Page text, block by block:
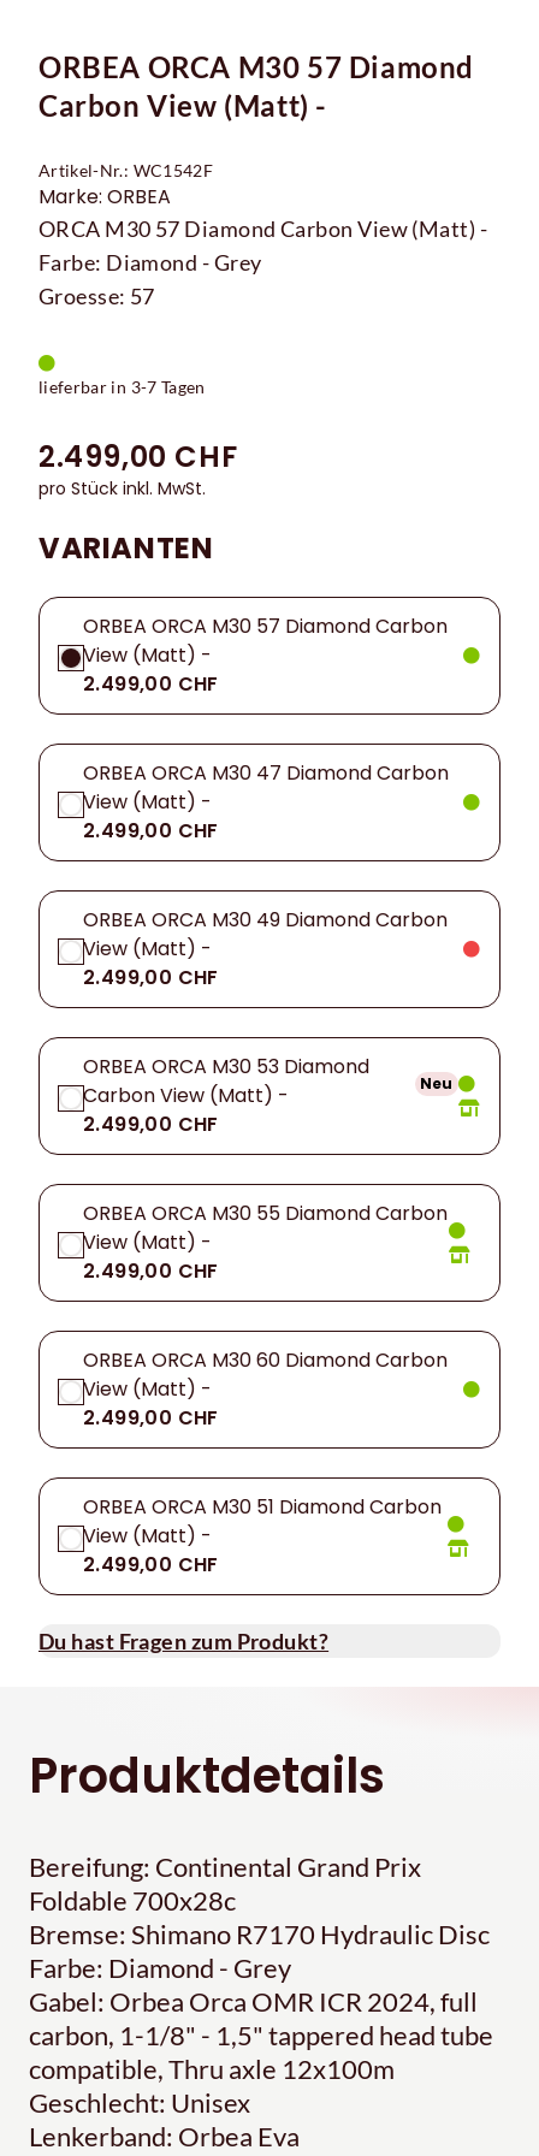
ORBEA ORCA M30 57 Diamond
Carbon View (Matt) -
Artikel-Nr.: WC1542F
Marke: ORBEA
ORCA M30 57 Diamond Carbon View (Matt) -
Farbe: Diamond - Grey
Groesse: 57
lieferbar in 3-7 Tagen
2.499,00 CHF
pro Stück inkl. MwSt.
VARIANTEN
ORBEA ORCA M30 57 Diamond Carbon
View (Matt) -
2.499,00 CHF
ORBEA ORCA M30 47 Diamond Carbon
View (Matt) -
2.499,00 CHF
ORBEA ORCA M30 49 Diamond Carbon
View (Matt) -
2.499,00 CHF
ORBEA ORCA M30 53 Diamond
Carbon View (Matt) -
2.499,00 CHF
Neu
ORBEA ORCA M30 55 Diamond Carbon
View (Matt) -
2.499,00 CHF
ORBEA ORCA M30 60 Diamond Carbon
View (Matt) -
2.499,00 CHF
ORBEA ORCA M30 51 Diamond Carbon
View (Matt) -
2.499,00 CHF
Du hast Fragen zum Produkt?
Produktdetails
Bereifung: Continental Grand Prix
Foldable 700x28c
Bremse: Shimano R7170 Hydraulic Disc
Farbe: Diamond - Grey
Gabel: Orbea Orca OMR ICR 2024, full
carbon, 1-1/8" - 1,5" tappered head tube
compatible, Thru axle 12x100m
Geschlecht: Unisex
Lenkerband: Orbea Eva